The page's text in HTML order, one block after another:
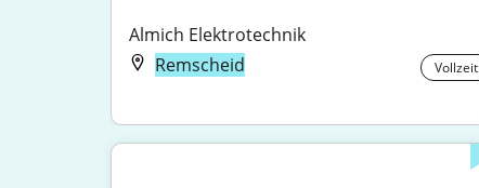
Almich Elektrotechnik
Remscheid
Vollzeit